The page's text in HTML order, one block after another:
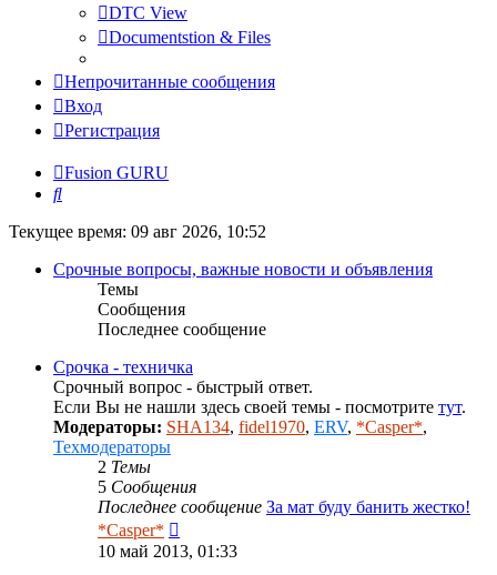
DTC View
Documentstion & Files
Непрочитанные сообщения
Вход
Регистрация
Fusion GURU
Поиск
Текущее время: 09 авг 2026, 10:52
Срочные вопросы, важные новости и объявления
Темы
Сообщения
Последнее сообщение
Срочка - техничка
Срочный вопрос - быстрый ответ.
Если Вы не нашли здесь своей темы - посмотрите тут.
Модераторы: SHA134, fidel1970, ERV, *Casper*,
Техмодераторы
2 Темы
5 Сообщения
Последнее сообщение За мат буду банить жестко!
*Casper*
к
10 май 2013, 01:33